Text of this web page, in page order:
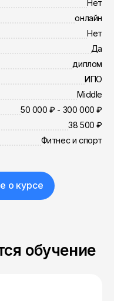
Нет
онлайн
Нет
Да
диплом
ИПО
Middle
50 000 ₽ - 300 000 ₽
38 500 ₽
Фитнес и спорт
о курсе
обучение